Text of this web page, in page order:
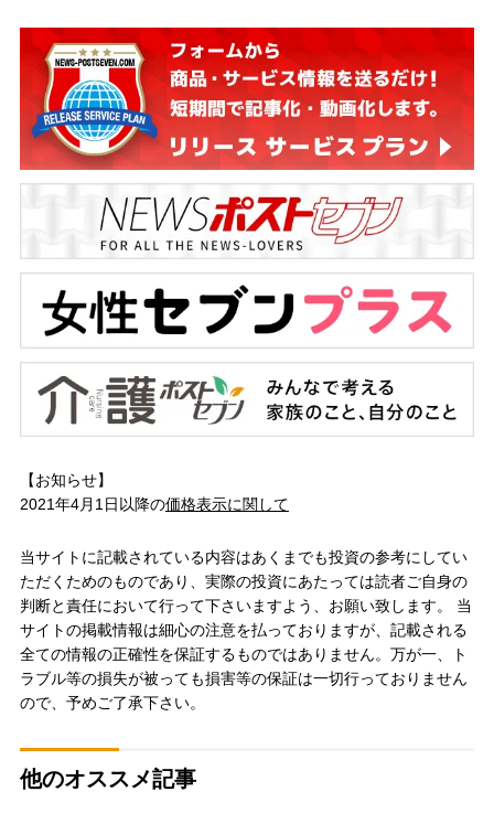
【お知らせ】
2021年4月1日以降の価格表示に関して
当サイトに記載されている内容はあくまでも投資の参考にしてい
ただくためのものであり、実際の投資にあたっては読者ご自身の
判断と責任において行って下さいますよう、お願い致します。 当
サイトの掲載情報は細心の注意を払っておりますが、記載される
全ての情報の正確性を保証するものではありません。万が一、ト
ラブル等の損失が被っても損害等の保証は一切行っておりません
ので、予めご了承下さい。
他のオススメ記事